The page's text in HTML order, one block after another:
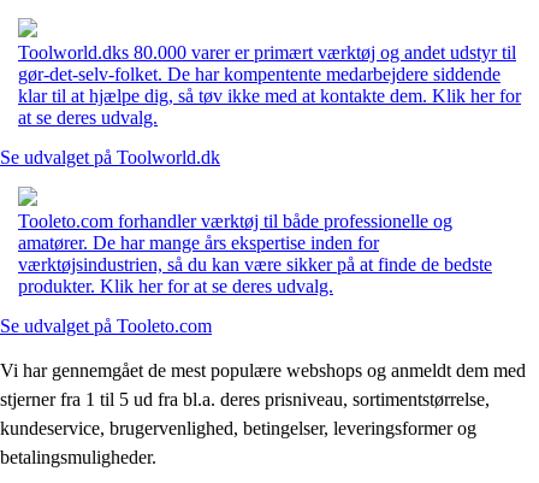
Toolworld.dks 80.000 varer er primært værktøj og andet udstyr til
gør-det-selv-folket. De har kompentente medarbejdere siddende
klar til at hjælpe dig, så tøv ikke med at kontakte dem. Klik her for
at se deres udvalg.
Se udvalget på Toolworld.dk
Tooleto.com forhandler værktøj til både professionelle og
amatører. De har mange års ekspertise inden for
værktøjsindustrien, så du kan være sikker på at finde de bedste
produkter. Klik her for at se deres udvalg.
Se udvalget på Tooleto.com
Vi har gennemgået de mest populære webshops og anmeldt dem med
stjerner fra 1 til 5 ud fra bl.a. deres prisniveau, sortimentstørrelse,
kundeservice, brugervenlighed, betingelser, leveringsformer og
betalingsmuligheder.